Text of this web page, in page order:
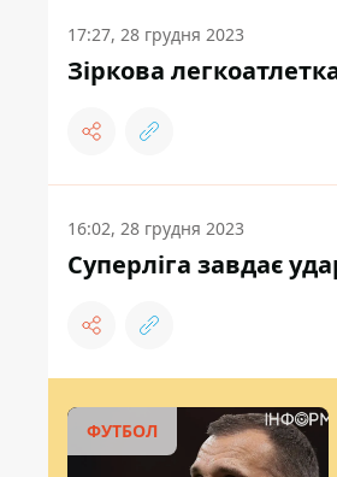
17:27, 28 грудня 2023
Зіркова
16:02, 28 грудня 2023
Суперліга завдає
ФУТБОЛ